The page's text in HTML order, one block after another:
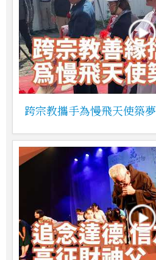
跨宗教攜手為慢飛天使築夢